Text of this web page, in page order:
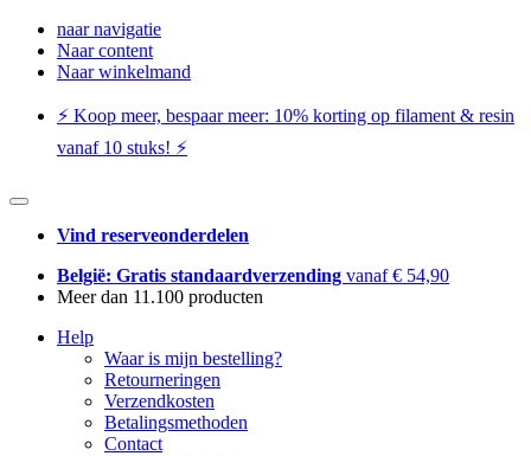
naar navigatie
Naar content
Naar winkelmand
⚡️ Koop meer, bespaar meer: ​​10% korting op filament & resin
vanaf 10 stuks! ⚡️
Vind reserveonderdelen
België: Gratis standaardverzending vanaf € 54,90
Meer dan 11.100 producten
Help
Waar is mijn bestelling?
Retourneringen
Verzendkosten
Betalingsmethoden
Contact